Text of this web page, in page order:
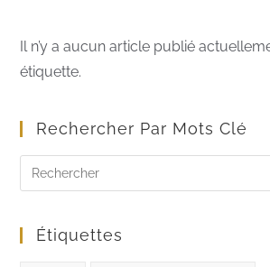
Il n’y a aucun article publié
étiquette.
Rechercher Par Mots Clé
Étiquettes